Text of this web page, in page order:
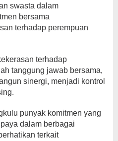
swasta dalam
bersama
terhadap perempuan
terhadap
tanggung jawab bersama,
sinergi, menjadi kontrol
punyak komitmen yang
dalam berbagai
terkait